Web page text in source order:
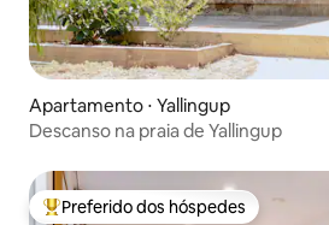
Apartamento ⋅ Yallingup
Descanso na praia de Yallingup
Entre os melhores preferidos dos
Preferido dos hóspedes